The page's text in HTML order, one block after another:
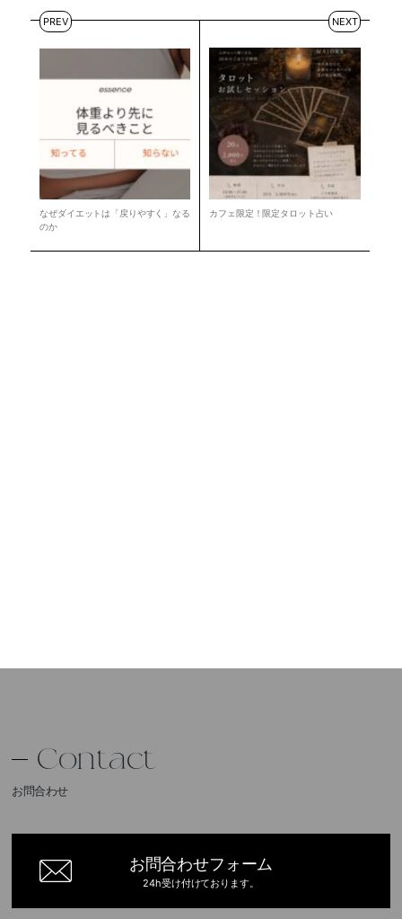
PREV
なぜダイエットは「戻りやすく」なる
のか
NEXT
カフェ限定！限定タロット占い
Contact
お問合わせ
お問合わせフォーム
24h受け付けております。